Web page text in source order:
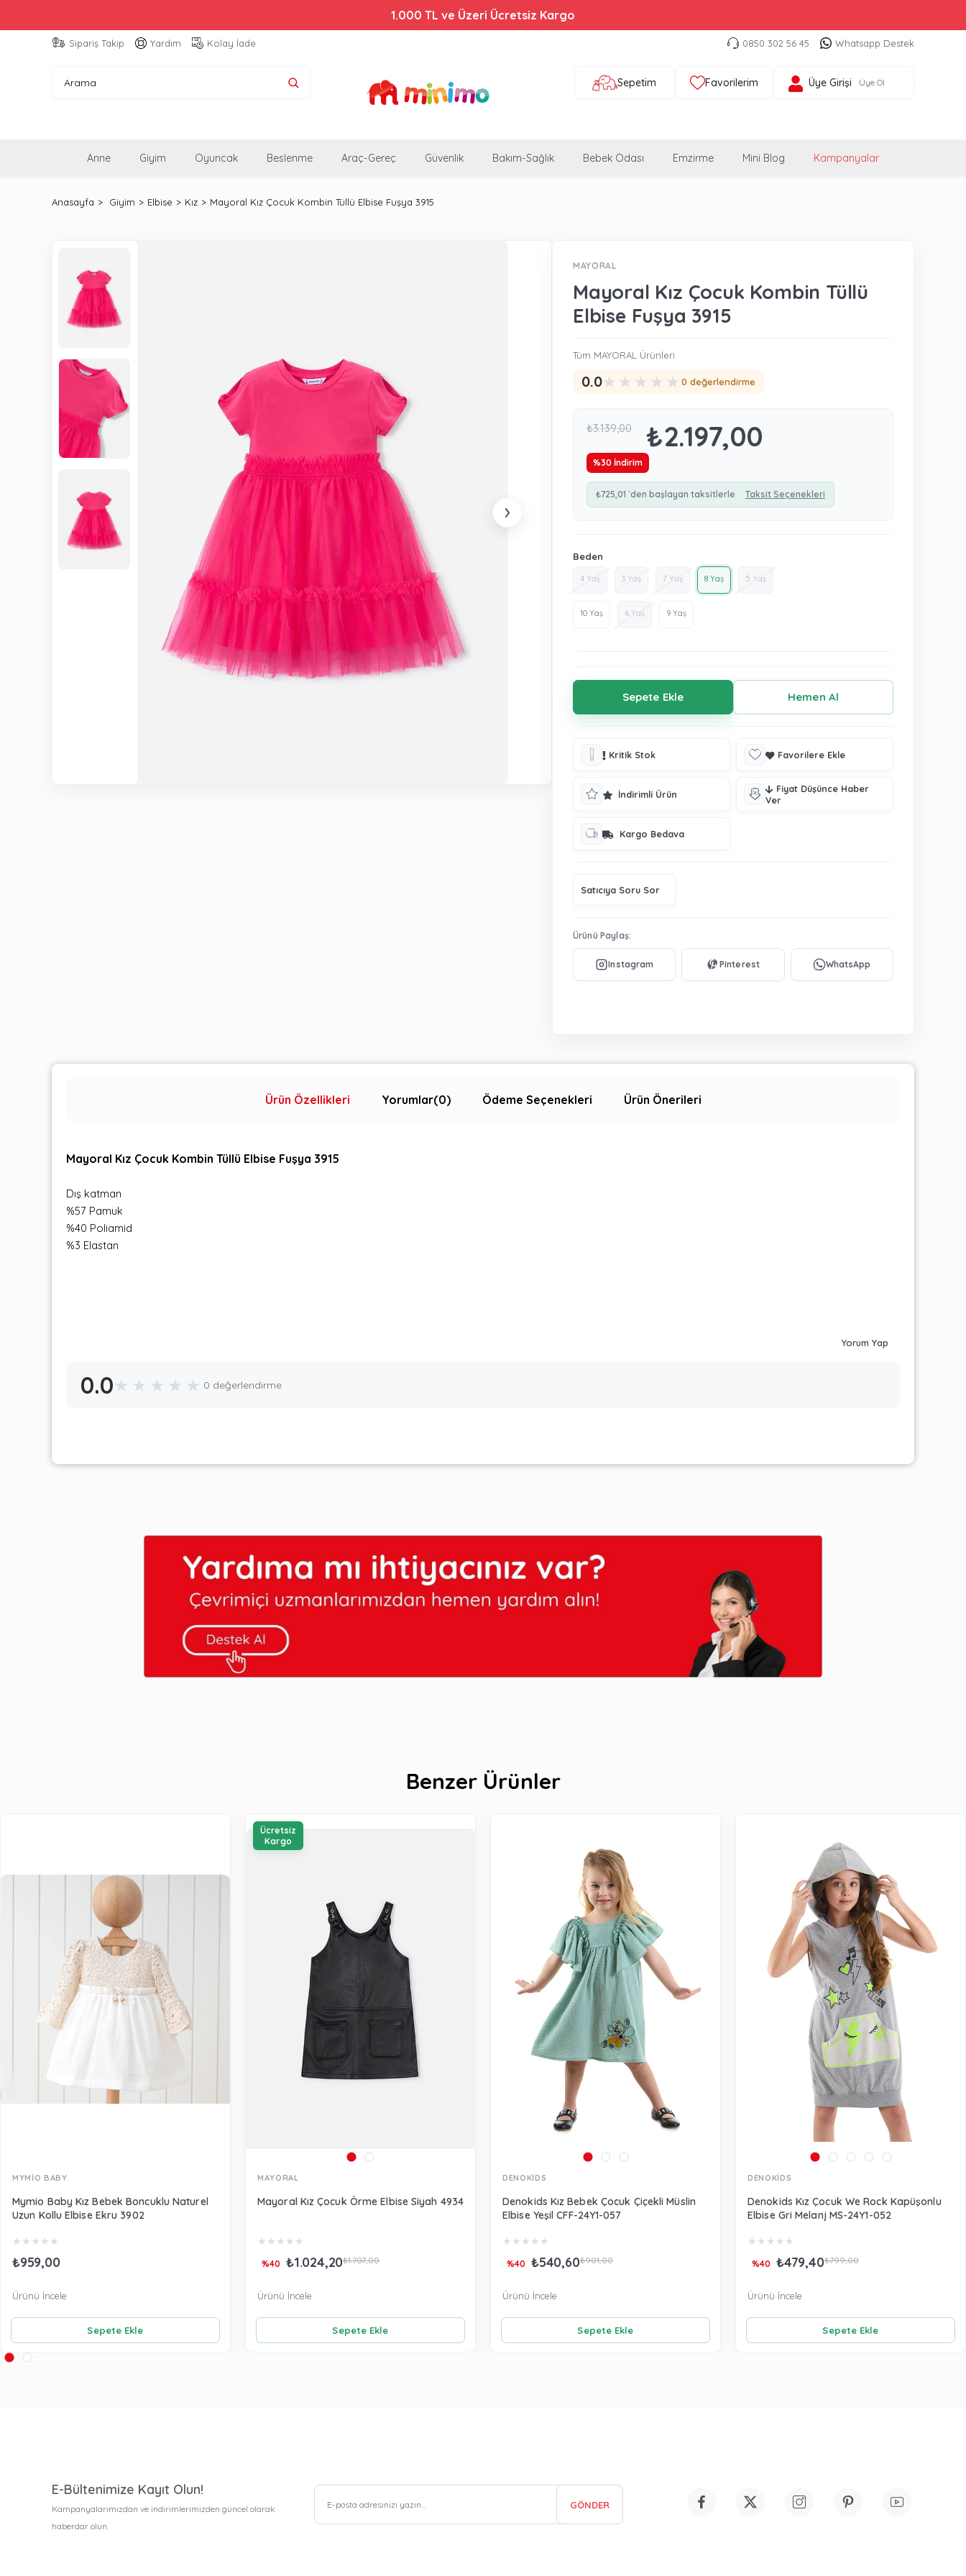
1.000 TL ve Üzeri Ücretsiz Kargo
Sipariş Takip Yardım Kolay İade 0850 302 56 45 Whatsapp Destek
Sepetim Favorilerim Üye Girişi Üye Ol
Anne Giyim Oyuncak Beslenme Araç-Gereç Güvenlik Bakım-Sağlık Bebek Odası Emzirme Mini Blog Kampanyalar
Anasayfa Giyim Elbise Kız Mayoral Kız Çocuk Kombin Tüllü Elbise Fuşya 3915
›
MAYORAL
Mayoral Kız Çocuk Kombin Tüllü
Elbise Fuşya 3915
Tüm MAYORAL Ürünleri
0.0★ ★ ★ ★ ★ 0 değerlendirme
₺3.139,00 ₺2.197,00
%30 İndirim
₺725,01 `den başlayan taksitlerle Taksit Seçenekleri
Beden
4 Yaş 3 Yaş 7 Yaş 8 Yaş 5 Yaş
10 Yaş 6 Yaş 9 Yaş
Kritik Stok Favorilere Ekle
İndirimli Ürün
Fiyat Düşünce Haber
Ver
Kargo Bedava
Satıcıya Soru Sor
Ürünü Paylaş:
Ürün Özellikleri Yorumlar(0) Ödeme Seçenekleri Ürün Önerileri
Mayoral Kız Çocuk Kombin Tüllü Elbise Fuşya 3915
Dış katman
%57 Pamuk
%40 Poliamid
%3 Elastan
Yorum Yap
0.0★ ★ ★ ★ ★ 0 değerlendirme
Benzer Ürünler
MYMİO BABY
Mymio Baby Kız Bebek Boncuklu Naturel
Uzun Kollu Elbise Ekru 3902
★ ★ ★ ★ ★
₺959,00
Sepete Ekle
Ürünü İncele
MAYORAL
Mayoral Kız Çocuk Örme Elbise Siyah 4934
★ ★ ★ ★ ★
₺1.024,20₺1.707,00
%40
Sepete Ekle
Ürünü İncele
Ücretsiz
Kargo
DENOKİDS
Denokids Kız Bebek Çocuk Çiçekli Müslin
Elbise Yeşil CFF-24Y1-057
★ ★ ★ ★ ★
₺540,60₺901,00
%40
Sepete Ekle
Ürünü İncele
DENOKİDS
Denokids Kız Çocuk We Rock Kapüşonlu
Elbise Gri Melanj MS-24Y1-052
★ ★ ★ ★ ★
₺479,40₺799,00
%40
Sepete Ekle
Ürünü İncele
E-Bültenimize Kayıt Olun!
Kampanyalarımızdan ve indirimlerimizden güncel olarak
haberdar olun.
GÖNDER